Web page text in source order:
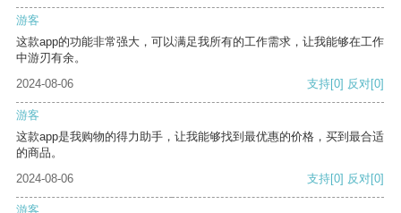
游客
这款app的功能非常强大，可以满足我所有的工作需求，让我能够在工作
中游刃有余。
2024-08-06
支持[0] 反对[0]
游客
这款app是我购物的得力助手，让我能够找到最优惠的价格，买到最合适
的商品。
2024-08-06
支持[0] 反对[0]
游客